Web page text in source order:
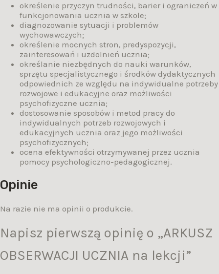
określenie przyczyn trudności, barier i ograniczeń w
funkcjonowania ucznia w szkole;
diagnozowanie sytuacji i problemów
wychowawczych;
określenie mocnych stron, predyspozycji,
zainteresowań i uzdolnień ucznia;
określanie niezbędnych do nauki warunków,
sprzętu specjalistycznego i środków dydaktycznych
odpowiednich ze względu na indywidualne potrzeby
rozwojowe i edukacyjne oraz możliwości
psychofizyczne ucznia;
dostosowanie sposobów i metod pracy do
indywidualnych potrzeb rozwojowych i
edukacyjnych ucznia oraz jego możliwości
psychofizycznych;
ocena efektywności otrzymywanej przez ucznia
pomocy psychologiczno-pedagogicznej.
Opinie
Na razie nie ma opinii o produkcie.
Napisz pierwszą opinię o „ARKUSZ
OBSERWACJI UCZNIA na lekcji”